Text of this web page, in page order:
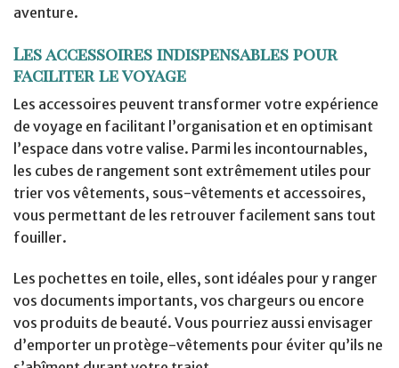
aventure.
Les accessoires indispensables pour
faciliter le voyage
Les accessoires peuvent transformer votre expérience
de voyage en facilitant l’organisation et en optimisant
l’espace dans votre valise. Parmi les incontournables,
les cubes de rangement sont extrêmement utiles pour
trier vos vêtements, sous-vêtements et accessoires,
vous permettant de les retrouver facilement sans tout
fouiller.
Les pochettes en toile, elles, sont idéales pour y ranger
vos documents importants, vos chargeurs ou encore
vos produits de beauté. Vous pourriez aussi envisager
d’emporter un protège-vêtements pour éviter qu’ils ne